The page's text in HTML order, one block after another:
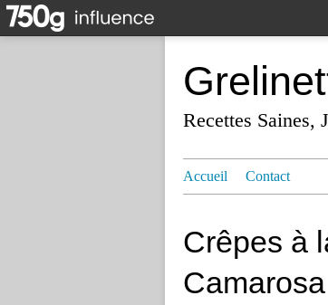
Recettes Saines,
Accueil Contact
Crêpes à